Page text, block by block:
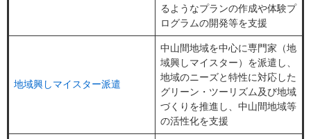
るようなプランの作成や体験プ
ログラムの開発等を支援
地域興しマイスター派遣
中山間地域を中心に専門家（地
域興しマイスター）を派遣し、
地域のニーズと特性に対応した
グリーン・ツーリズム及び地域
づくりを推進し、中山間地域等
の活性化を支援